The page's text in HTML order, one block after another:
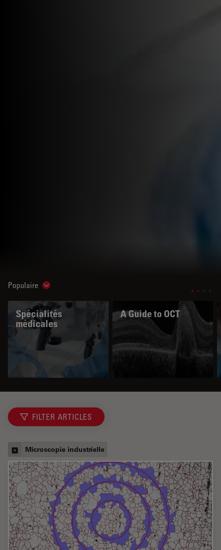
Populaire Show subnavigation
Spécialités
médicales
A Guide to OCT
FILTER ARTICLES
Microscopie industrielle